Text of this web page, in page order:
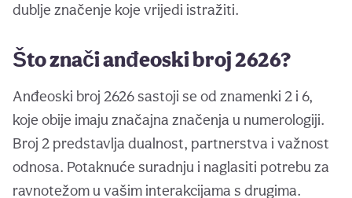
dublje značenje koje vrijedi istražiti.
Što znači anđeoski broj 2626?
Anđeoski broj 2626 sastoji se od znamenki 2 i 6,
koje obije imaju značajna značenja u numerologiji.
Broj 2 predstavlja dualnost, partnerstva i važnost
odnosa. Potaknuće suradnju i naglasiti potrebu za
ravnotežom u vašim interakcijama s drugima.